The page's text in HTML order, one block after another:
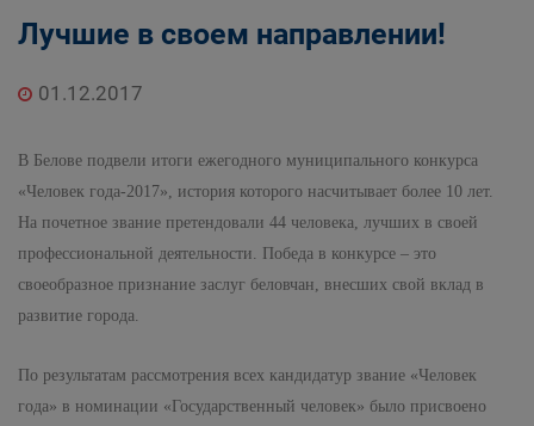
Лучшие в своем направлении!
01.12.2017
В Белове подвели итоги ежегодного муниципального конкурса
«Человек года-2017», история которого насчитывает более 10 лет.
На почетное звание претендовали 44 человека, лучших в своей
профессиональной деятельности. Победа в конкурсе – это
своеобразное признание заслуг беловчан, внесших свой вклад в
развитие города.
По результатам рассмотрения всех кандидатур звание «Человек
года» в номинации «Государственный человек» было присвоено